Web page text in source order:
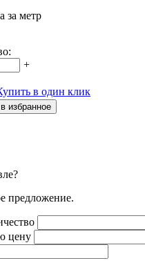
за метр
+
в один клик
избранное
предложение.
цену